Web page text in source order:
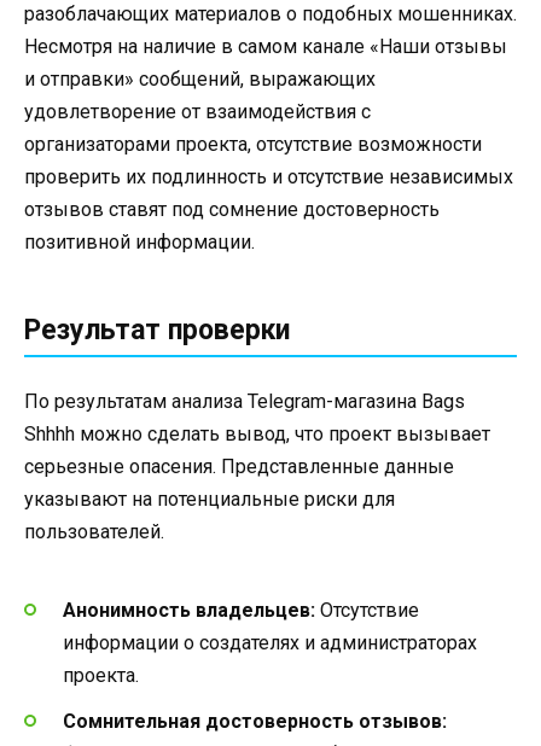
разоблачающих материалов о подобных мошенниках.
Несмотря на наличие в самом канале «Наши отзывы
и отправки» сообщений, выражающих
удовлетворение от взаимодействия с
организаторами проекта, отсутствие возможности
проверить их подлинность и отсутствие независимых
отзывов ставят под сомнение достоверность
позитивной информации.
Результат проверки
По результатам анализа Telegram-магазина Bags
Shhhh можно сделать вывод, что проект вызывает
серьезные опасения. Представленные данные
указывают на потенциальные риски для
пользователей.
Анонимность владельцев: Отсутствие
информации о создателях и администраторах
проекта.
Сомнительная достоверность отзывов: